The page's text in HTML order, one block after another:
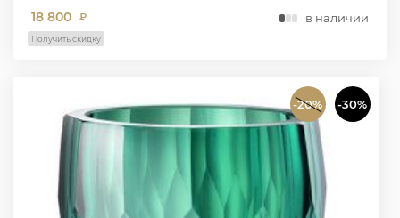
18 800 ₽ в наличии
Получить скидку
-20% -30%